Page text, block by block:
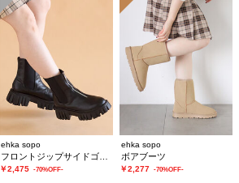
ehka sopo
￥2,475 -70%OFF-
ehka sopo
ボアブーツ
￥2,277 -70%OFF-